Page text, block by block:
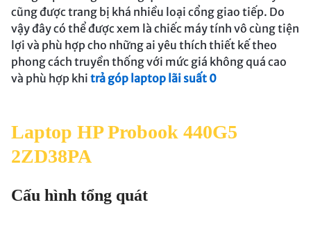
cũng được trang bị khá nhiều loại cổng giao tiếp. Do
vậy đây có thể được xem là chiếc máy tính vô cùng tiện
lợi và phù hợp cho những ai yêu thích thiết kế theo
phong cách truyền thống với mức giá không quá cao
và phù hợp khi trả góp laptop lãi suất 0
Laptop HP Probook 440G5
2ZD38PA
Cấu hình tổng quát